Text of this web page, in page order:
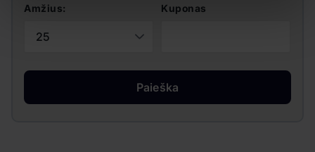
Amžius: Kuponas
Paieška